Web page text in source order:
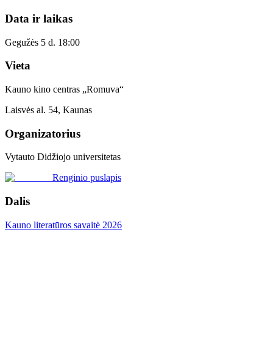
Data ir laikas
Gegužės 5 d. 18:00
Vieta
Kauno kino centras „Romuva“
Laisvės al. 54, Kaunas
Organizatorius
Vytauto Didžiojo universitetas
Renginio puslapis
Dalis
Kauno literatūros savaitė 2026